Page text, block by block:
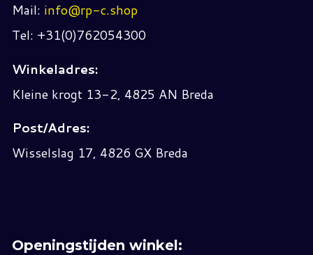
Mail: info@rp-c.shop
Tel: +31(0)762054300
Winkeladres:
Kleine krogt 13-2, 4825 AN Breda
Post/Adres:
Wisselslag 17, 4826 GX Breda
Openingstijden winkel: